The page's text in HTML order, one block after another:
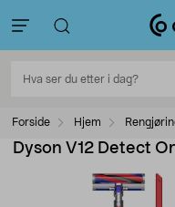
Forside Hjem
Dyson V12 Detect